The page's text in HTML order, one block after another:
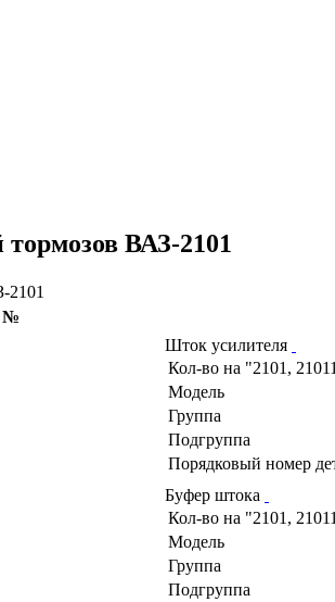
ВАЗ-2101
№
Шток усилителя
Кол-во на "2101,
Модель
Группа
Подгруппа
Порядковый номер
Буфер штока
Кол-во на "2101,
Модель
Группа
Подгруппа